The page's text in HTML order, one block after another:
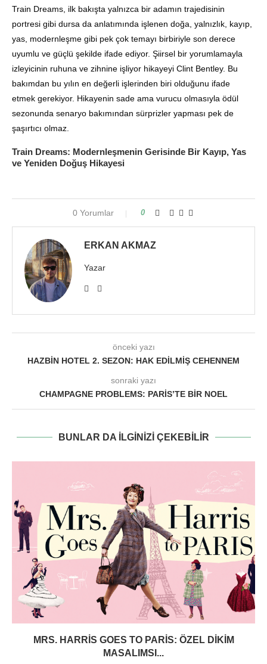
Train Dreams, ilk bakışta yalnızca bir adamın trajedisinin
portresi gibi dursa da anlatımında işlenen doğa, yalnızlık, kayıp,
yas, modernleşme gibi pek çok temayı birbiriyle son derece
uyumlu ve güçlü şekilde ifade ediyor. Şiirsel bir yorumlamayla
izleyicinin ruhuna ve zihnine işliyor hikayeyi Clint Bentley. Bu
bakımdan bu yılın en değerli işlerinden biri olduğunu ifade
etmek gerekiyor. Hikayenin sade ama vurucu olmasıyla ödül
sezonunda senaryo bakımından sürprizler yapması pek de
şaşırtıcı olmaz.
Train Dreams: Modernleşmenin Gerisinde Bir Kayıp, Yas
ve Yeniden Doğuş Hikayesi
0 Yorumlar 0
ERKAN AKMAZ
Yazar
önceki yazı
HAZBIN HOTEL 2. SEZON: HAK EDILMIŞ CEHENNEM
sonraki yazı
CHAMPAGNE PROBLEMS: PARIS’TE BIR NOEL
BUNLAR DA ILGINIZI ÇEKEBILIR
MRS. HARRIS GOES TO PARIS: ÖZEL DIKIM
MASALIMSI...